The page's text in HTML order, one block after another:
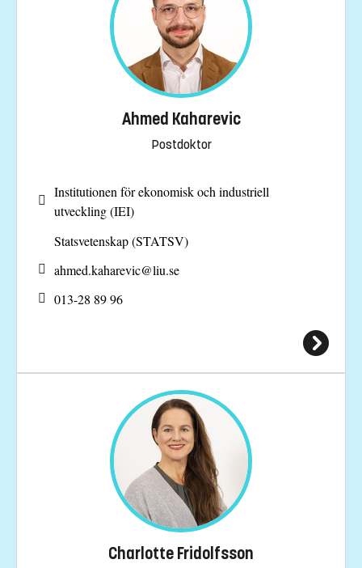
Ahmed Kaharevic
Postdoktor
Institutionen för ekonomisk och industriell
utveckling (IEI)
Statsvetenskap (STATSV)
ahmed.kaharevic@liu.se
013-28 89 96
Charlotte Fridolfsson